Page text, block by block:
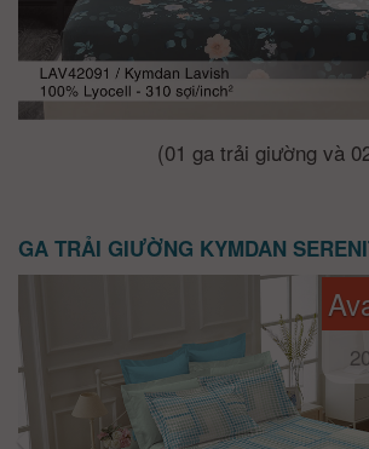
(01 ga trải giường và
GA TRẢI GIƯỜNG KYMDAN